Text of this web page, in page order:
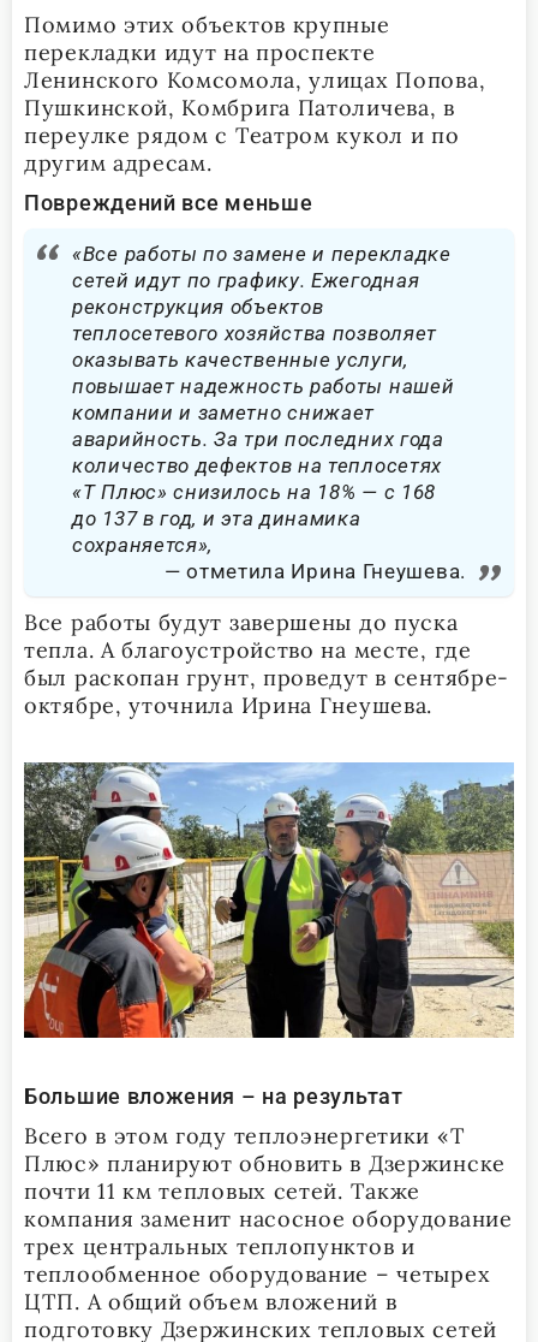
Помимо этих объектов крупные
перекладки идут на проспекте
Ленинского Комсомола, улицах Попова,
Пушкинской, Комбрига Патоличева, в
переулке рядом с Театром кукол и по
другим адресам.
Повреждений все меньше
«Все работы по замене и перекладке
сетей идут по графику. Ежегодная
реконструкция объектов
теплосетевого хозяйства позволяет
оказывать качественные услуги,
повышает надежность работы нашей
компании и заметно снижает
аварийность. За три последних года
количество дефектов на теплосетях
«Т Плюс» снизилось на 18% — с 168
до 137 в год, и эта динамика
сохраняется»,
отметила Ирина Гнеушева.
Все работы будут завершены до пуска
тепла. А благоустройство на месте, где
был раскопан грунт, проведут в сентябре-
октябре, уточнила Ирина Гнеушева.
Большие вложения – на результат
Всего в этом году теплоэнергетики «Т
Плюс» планируют обновить в Дзержинске
почти 11 км тепловых сетей. Также
компания заменит насосное оборудование
трех центральных теплопунктов и
теплообменное оборудование – четырех
ЦТП. А общий объем вложений в
подготовку Дзержинских тепловых сетей